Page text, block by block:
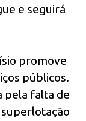
e seguirá
promove
públicos.
pela falta de